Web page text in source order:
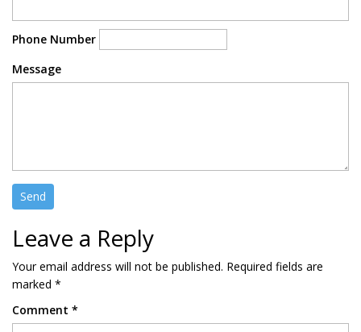
Phone Number
Message
Leave a Reply
Your email address will not be published. Required fields are
marked *
Comment *